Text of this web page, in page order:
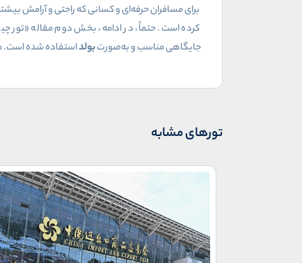
برای مسافران حرفه‌ای و کسانی که راحتی و آرامش
کرده است. حتماً، در ادامه، بخش دوم مقاله «تور
جایگاهی مناسب و به‌صورتبولداستفاده شده است.
تورهای مشابه